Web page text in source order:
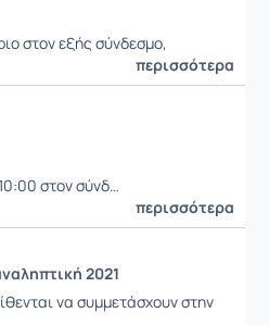
στον εξής σύνδεσμο,
περισσότερα
στον σύνδ…
περισσότερα
2021
να συμμετάσχουν στην